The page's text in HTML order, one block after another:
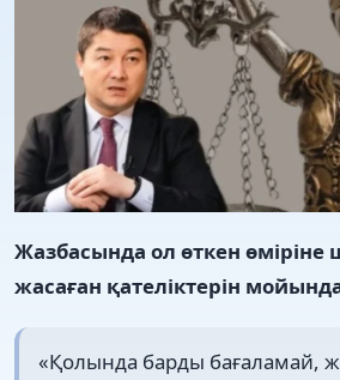
Жазбасында ол өткен өміріне
жасаған қателіктерін
«Қолында барды бағаламай,